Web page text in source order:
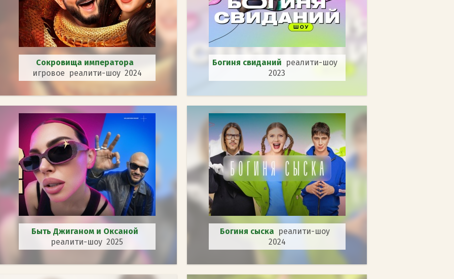
Сокровища императора
игровое реалити-шоу 2024
Богиня свиданий реалити-шоу
2023
Быть Джиганом и Оксаной
реалити-шоу 2025
Богиня сыска реалити-шоу
2024